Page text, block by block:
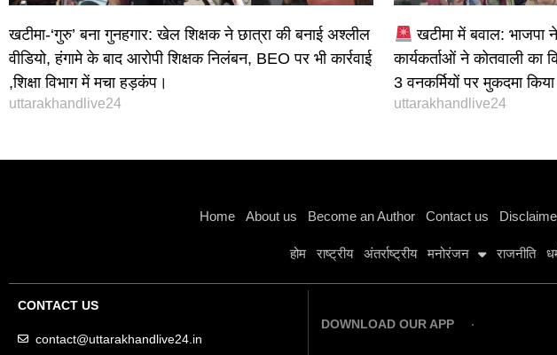
खटीमा-‘गुरु’ बना गुनहगार: खेल शिक्षक ने छात्रा की बनाई अश्लील
वीडियो, हंगामे के बाद आरोपी शिक्षक निलंबन, BEO पर भी कार्रवाई
,शिक्षा विभाग में मचा हड़कंप।
uttarakhandlive24
खटीमा में बवाल: भाजपा
कार्यकर्ताओं ने कोतवाली
3 वनकर्मियों पर मुकदमा किया
uttarakhandlive24
Home About us Become an Author Contact us
होम राष्ट्रीय अंतर्राष्ट्रीय मनोरंजन राजनीति
CONTACT US
contact@uttarakhandlive24.in
DOWNLOAD OUR APP